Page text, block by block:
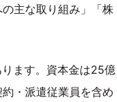
主な取り組み」「株
ます。資本金は25億
・派遣従業員を含め